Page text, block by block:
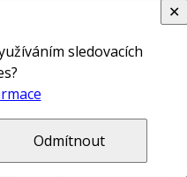
sledovacích
Odmítnout
✕